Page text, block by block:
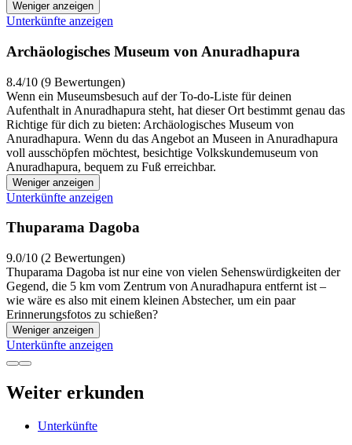
Weniger anzeigen
Unterkünfte anzeigen
Archäologisches Museum von Anuradhapura
8.4/10 (9 Bewertungen)
Wenn ein Museumsbesuch auf der To-do-Liste für deinen
Aufenthalt in Anuradhapura steht, hat dieser Ort bestimmt genau das
Richtige für dich zu bieten: Archäologisches Museum von
Anuradhapura. Wenn du das Angebot an Museen in Anuradhapura
voll ausschöpfen möchtest, besichtige Volkskundemuseum von
Anuradhapura, bequem zu Fuß erreichbar.
Weniger anzeigen
Unterkünfte anzeigen
Thuparama Dagoba
9.0/10 (2 Bewertungen)
Thuparama Dagoba ist nur eine von vielen Sehenswürdigkeiten der
Gegend, die 5 km vom Zentrum von Anuradhapura entfernt ist –
wie wäre es also mit einem kleinen Abstecher, um ein paar
Erinnerungsfotos zu schießen?
Weniger anzeigen
Unterkünfte anzeigen
Weiter erkunden
Unterkünfte